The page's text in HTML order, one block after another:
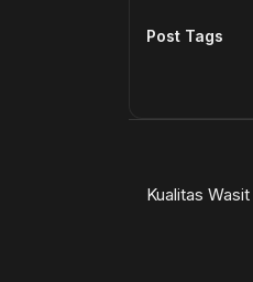
Post Tags
Kualitas